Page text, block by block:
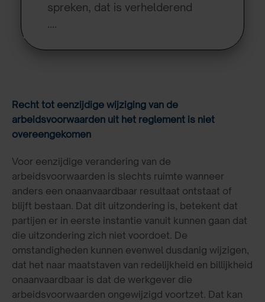
spreken, dat is verhelderend
….
Recht tot eenzijdige wijziging van de
arbeidsvoorwaarden uit het reglement is niet
overeengekomen
Voor eenzijdige verandering van de
arbeidsvoorwaarden is slechts ruimte wanneer
anders een onaanvaardbaar resultaat ontstaat of
blijft bestaan. Dat dit uitzondering is, betekent dat
partijen er in eerste instantie vanuit kunnen gaan dat
die uitzondering zich niet voordoet. De
omstandigheden kunnen evenwel dusdanig wijzigen,
dat het naar maatstaven van redelijkheid en billijkheid
onaanvaardbaar is dat de werkgever die
arbeidsvoorwaarden ongewijzigd voortzet. Dat kan